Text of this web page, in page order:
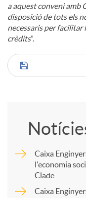
a aquest conveni amb
disposició de tots els
necessaris per
crèdits”.
C
Caixa
l'economia
Clade
Caixa